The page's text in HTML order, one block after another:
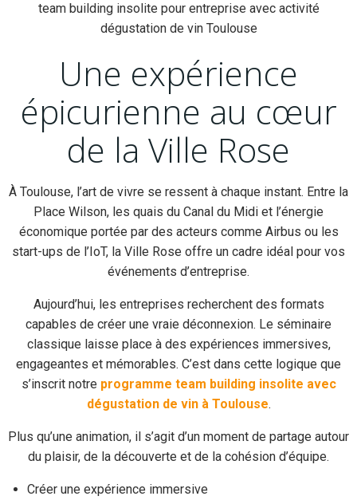
team building insolite pour entreprise avec activité
dégustation de vin Toulouse
Une expérience
épicurienne au cœur
de la Ville Rose
À Toulouse, l’art de vivre se ressent à chaque instant. Entre la
Place Wilson, les quais du Canal du Midi et l’énergie
économique portée par des acteurs comme Airbus ou les
start-ups de l’IoT, la Ville Rose offre un cadre idéal pour vos
événements d’entreprise.
Aujourd’hui, les entreprises recherchent des formats
capables de créer une vraie déconnexion. Le séminaire
classique laisse place à des expériences immersives,
engageantes et mémorables. C’est dans cette logique que
s’inscrit notre programme team building insolite avec
dégustation de vin à Toulouse.
Plus qu’une animation, il s’agit d’un moment de partage autour
du plaisir, de la découverte et de la cohésion d’équipe.
Créer une expérience immersive